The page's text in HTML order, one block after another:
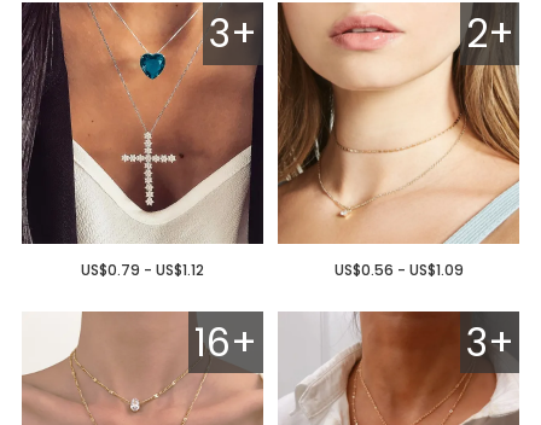
2+
US$0.56 - US$1.09
3+
US$0.79 - US$1.12
3+
16+